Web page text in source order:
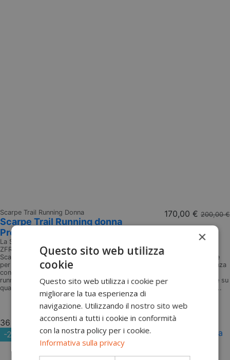
Scarpe Trail Running Donna
Scarpe Trail Running donna
Prodigio Pro La Sportiva
La Sportiva
ZFRS101
170,00 € 200,00 €
Scarpe Mountain Running donna Prodigio Pro Scarpe precise e reattive
per gare e allenamenti che assorbono gli impatti, aumentando la potenza
con elevato grip e trazione. Linea Mountain Running: Le scarpe da trail
running sono calzature estremamente tecniche, progettate per correre su
qualsiasi tipo di terreno, con la garanzia della massima leggerezza, di...
Aggiungi al carrello
36
37 37.5 38 38.5 39 39.5 40 40.5 41 41.5
-20%
×
Questo sito web utilizza
cookie
Questo sito web utilizza i cookie per
migliorare la tua esperienza di
navigazione. Utilizzando il nostro sito web
acconsenti a tutti i cookie in conformità
con la nostra policy per i cookie.
Informativa sulla privacy